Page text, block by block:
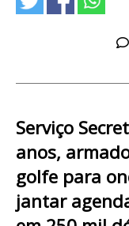
Serviço
anos,
golfe para
jantar